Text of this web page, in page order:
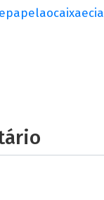
caixaecia